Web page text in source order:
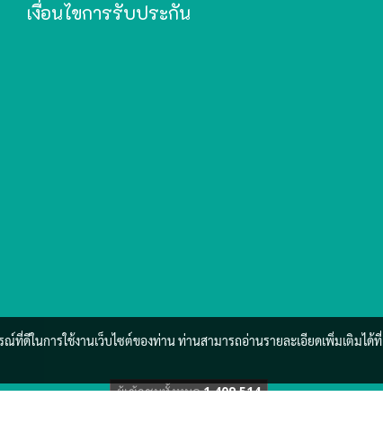
เงื่อนไขการรับประกัน
ผู้เข้าชมวันนี้ 1
ดีในการใช้งานเว็บไซต์ของท่าน ท่านสามารถอ่านรายละเอียดเพิ่มเติมได้ที่